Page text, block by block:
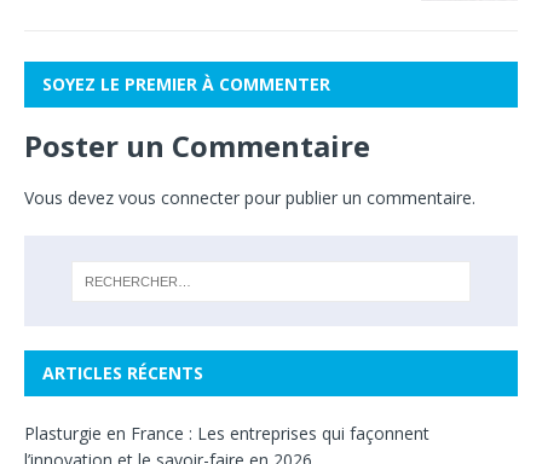
SOYEZ LE PREMIER À COMMENTER
Poster un Commentaire
Vous devez vous connecter pour publier un commentaire.
ARTICLES RÉCENTS
Plasturgie en France : Les entreprises qui façonnent